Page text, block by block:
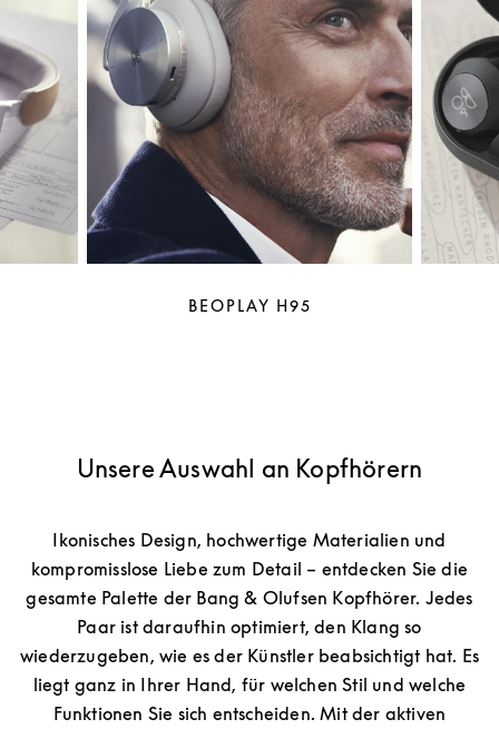
BEOPLAY H95
Unsere Auswahl an Kopfhörern
Ikonisches Design, hochwertige Materialien und
kompromisslose Liebe zum Detail – entdecken Sie die
gesamte Palette der Bang & Olufsen Kopfhörer. Jedes
Paar ist daraufhin optimiert, den Klang so
wiederzugeben, wie es der Künstler beabsichtigt hat. Es
liegt ganz in Ihrer Hand, für welchen Stil und welche
Funktionen Sie sich entscheiden. Mit der aktiven